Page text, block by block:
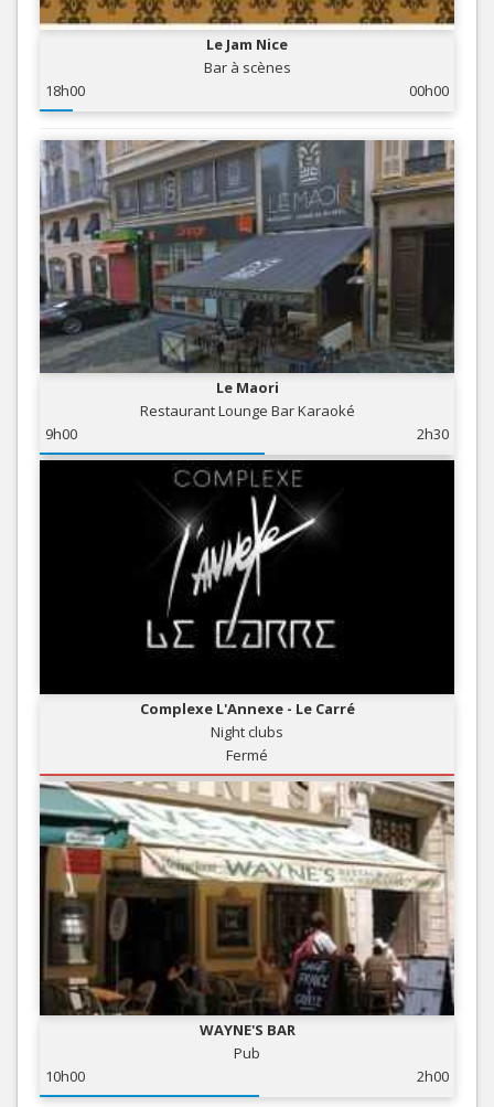
Le Jam Nice
Bar à scènes
18h00
00h00
Le Maori
Restaurant Lounge Bar Karaoké
9h00
2h30
Complexe L'Annexe - Le Carré
Night clubs
Fermé
WAYNE'S BAR
Pub
10h00
2h00